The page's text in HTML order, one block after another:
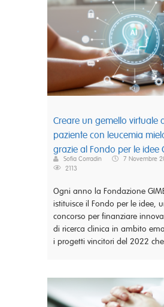
Creare un gemello virtuale
paziente con leucemia
grazie al Fondo per le idee
Sofia Corradin
7 Novembre
2113
Ogni anno la Fondazione
istituisce il Fondo per le idee,
concorso per finanziare
di ricerca clinica in ambito
i progetti vincitori del 2022